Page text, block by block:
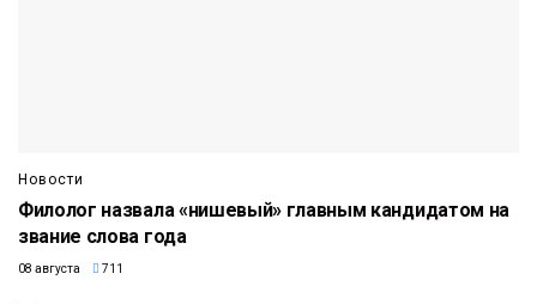
Новости
Филолог назвала «нишевый» главным кандидатом на
звание слова года
08 августа 711